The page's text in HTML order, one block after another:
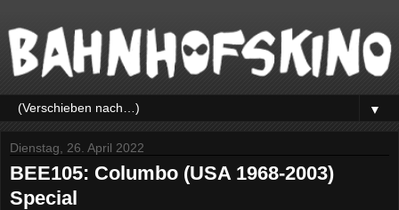
▼
Dienstag, 26. April 2022
BEE105: Columbo (USA 1968-2003)
Special